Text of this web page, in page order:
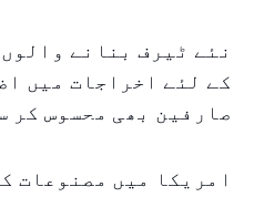
نئے ٹیرف بنانے
کے لئے اخراجات میں
صارفین بھی محسوس کر
امریکا میں مصنوعات